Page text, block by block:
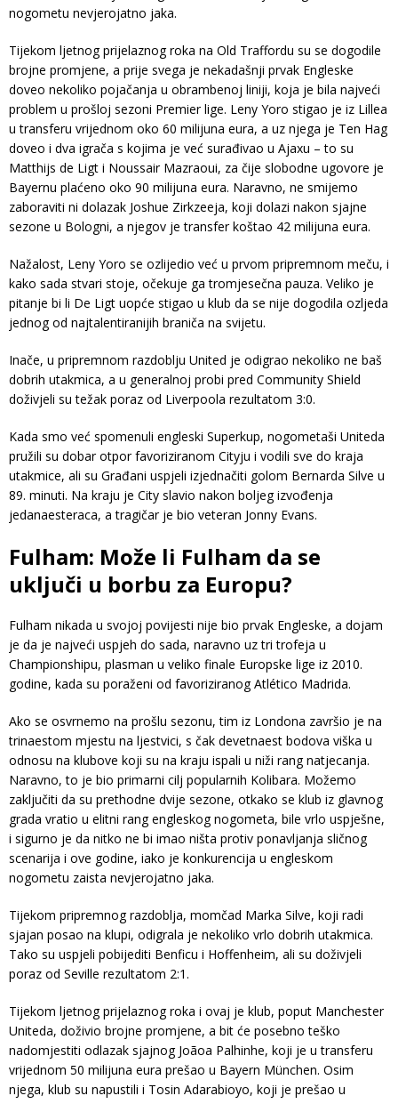
nogometu nevjerojatno jaka.
Tijekom ljetnog prijelaznog roka na Old Traffordu su se dogodile
brojne promjene, a prije svega je nekadašnji prvak Engleske
doveo nekoliko pojačanja u obrambenoj liniji, koja je bila najveći
problem u prošloj sezoni Premier lige. Leny Yoro stigao je iz Lillea
u transferu vrijednom oko 60 milijuna eura, a uz njega je Ten Hag
doveo i dva igrača s kojima je već surađivao u Ajaxu – to su
Matthijs de Ligt i Noussair Mazraoui, za čije slobodne ugovore je
Bayernu plaćeno oko 90 milijuna eura. Naravno, ne smijemo
zaboraviti ni dolazak Joshue Zirkzeeja, koji dolazi nakon sjajne
sezone u Bologni, a njegov je transfer koštao 42 milijuna eura.
Nažalost, Leny Yoro se ozlijedio već u prvom pripremnom meču, i
kako sada stvari stoje, očekuje ga tromjesečna pauza. Veliko je
pitanje bi li De Ligt uopće stigao u klub da se nije dogodila ozljeda
jednog od najtalentiranijih braniča na svijetu.
Inače, u pripremnom razdoblju United je odigrao nekoliko ne baš
dobrih utakmica, a u generalnoj probi pred Community Shield
doživjeli su težak poraz od Liverpoola rezultatom 3:0.
Kada smo već spomenuli engleski Superkup, nogometaši Uniteda
pružili su dobar otpor favoriziranom Cityju i vodili sve do kraja
utakmice, ali su Građani uspjeli izjednačiti golom Bernarda Silve u
89. minuti. Na kraju je City slavio nakon boljeg izvođenja
jedanaesteraca, a tragičar je bio veteran Jonny Evans.
Fulham: Može li Fulham da se
uključi u borbu za Europu?
Fulham nikada u svojoj povijesti nije bio prvak Engleske, a dojam
je da je najveći uspjeh do sada, naravno uz tri trofeja u
Championshipu, plasman u veliko finale Europske lige iz 2010.
godine, kada su poraženi od favoriziranog Atlético Madrida.
Ako se osvrnemo na prošlu sezonu, tim iz Londona završio je na
trinaestom mjestu na ljestvici, s čak devetnaest bodova viška u
odnosu na klubove koji su na kraju ispali u niži rang natjecanja.
Naravno, to je bio primarni cilj popularnih Kolibara. Možemo
zaključiti da su prethodne dvije sezone, otkako se klub iz glavnog
grada vratio u elitni rang engleskog nogometa, bile vrlo uspješne,
i sigurno je da nitko ne bi imao ništa protiv ponavljanja sličnog
scenarija i ove godine, iako je konkurencija u engleskom
nogometu zaista nevjerojatno jaka.
Tijekom pripremnog razdoblja, momčad Marka Silve, koji radi
sjajan posao na klupi, odigrala je nekoliko vrlo dobrih utakmica.
Tako su uspjeli pobijediti Benficu i Hoffenheim, ali su doživjeli
poraz od Seville rezultatom 2:1.
Tijekom ljetnog prijelaznog roka i ovaj je klub, poput Manchester
Uniteda, doživio brojne promjene, a bit će posebno teško
nadomjestiti odlazak sjajnog Joãoa Palhinhe, koji je u transferu
vrijednom 50 milijuna eura prešao u Bayern München. Osim
njega, klub su napustili i Tosin Adarabioyo, koji je prešao u